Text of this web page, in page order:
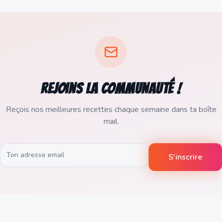
Rejoins la communauté !
Reçois nos meilleures recettes chaque semaine dans ta boîte
mail.
S'inscrire